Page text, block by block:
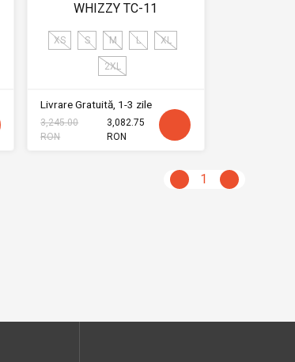
WHIZZY TC-11
XS S M L XL
2XL
Livrare Gratuită, 1-3 zile
3,245.00
RON
3,082.75
RON
1